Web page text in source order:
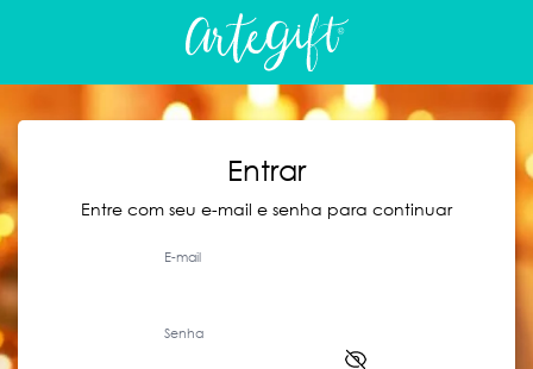
Entrar
Entre com seu e-mail e senha para continuar
E-mail
Senha